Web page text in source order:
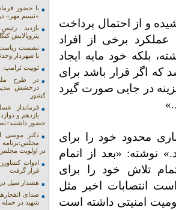
و از احتمال پرداخت
برخی از افراد
بلکه خود مایه ایجاد
اگر قرار باشد برای
در جایی صورت گیرد
محدود خود را برای
نوشته: «بعد از اتمام
تلاش خود را برای
انتصابات اخیر مثل
امنیتی داشته است
با حضور
«نسیم مهر»
بازدید
پتروپالایش
نشست ریاست
با شهردار
توییت
در طرح
درخشش
کشور
یازدهم و
حضور
دکتر موسی
مجلس:برنامه
در اولویت مجلس
ادوات
قرار گرفت
هشدار سیل در ۴ استان جنوبی کشور
شهید در